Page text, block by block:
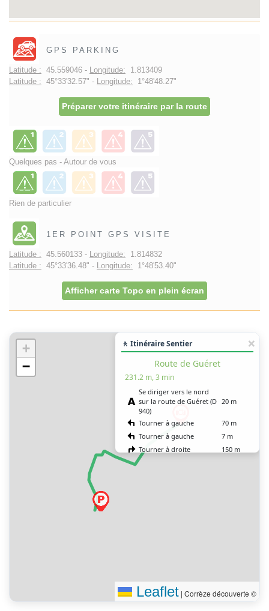
GPS PARKING
Latitude : 45.559046 - Longitude: 1.813409
Latitude : 45°33'32.57" - Longitude: 1°48'48.27"
Préparer votre itinéraire par la route
Quelques pas - Autour de vous
Rien de particulier
1ER POINT GPS VISITE
Latitude : 45.560133 - Longitude: 1.814832
Latitude : 45°33'36.48" - Longitude: 1°48'53.40"
Afficher carte Topo en plein écran
+
−
🚶 Itinéraire Sentier
Route de Guéret
231.2 m, 3 min
Se diriger vers le nord
sur la route de Guéret (D
940)
20 m
Tourner à gauche
70 m
Tourner à gauche
7 m
Tourner à droite
150 m
Vous êtes arrivé à votre
Leaflet | Corrèze découverte ©